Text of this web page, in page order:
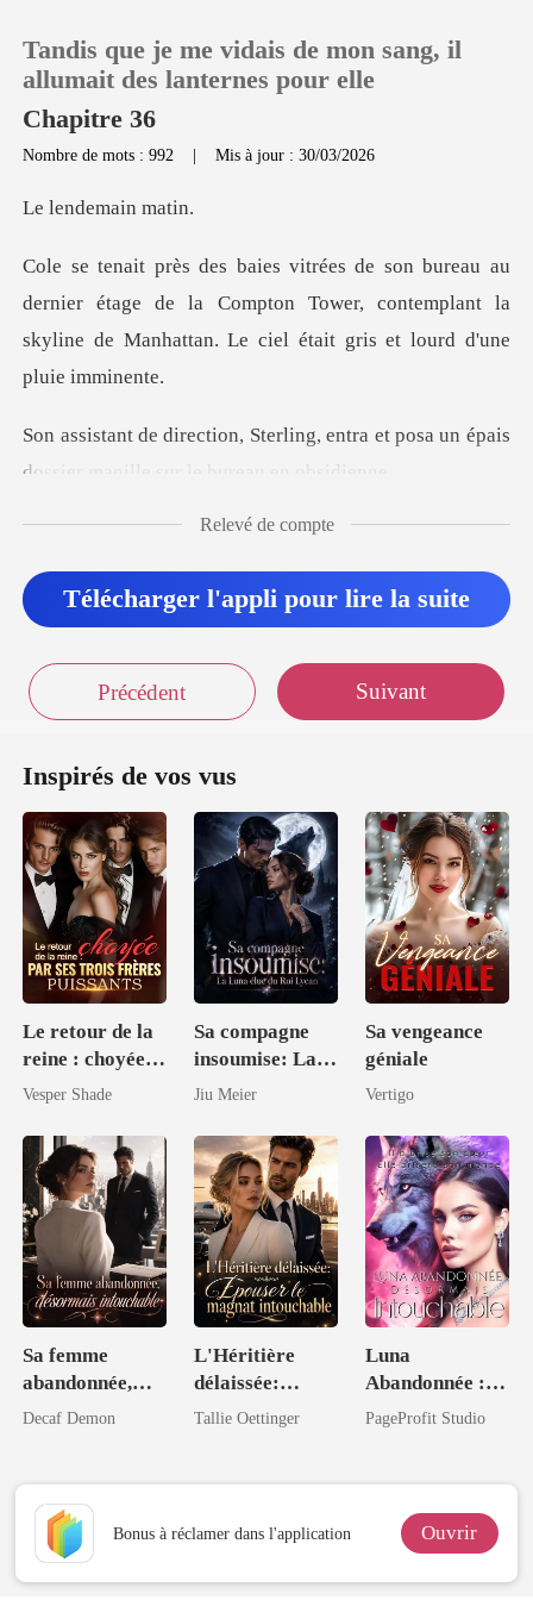
Historique
Déconnexion
Tandis que je me vidais de mon sang, il
allumait des lanternes pour elle
Chapitre 36
Nombre de mots : 992 |Mis à jour : 30/03/2026
demain
ier étage de la Compton Tower, contemplant la
skyline de Ma
g, entra et posa un épais
dossier m
contrat BeaslRelevé de compte
Télécharger l'appli pour lire la suite
Précédent Suivant
Inspirés de vos vus
Le retour de la
reine : choyée
par ses trois
Vesper Shade
Sa compagne
insoumise: La
Luna élue du
Jiu Meier
Sa vengeance
géniale
Vertigo
Sa femme
abandonnée,
désormais
Decaf Demon
L'Héritière
délaissée:
Épouser le
Tallie Oettinger
Luna
Abandonnée :
Désormais
PageProfit Studio
Bonus à réclamer dans l'application Ouvrir